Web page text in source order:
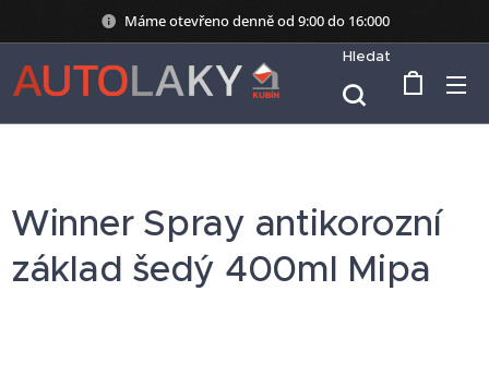
Máme otevřeno denně od 9:00 do 16:000
Hledat
Winner Spray antikorozní
základ šedý 400ml Mipa